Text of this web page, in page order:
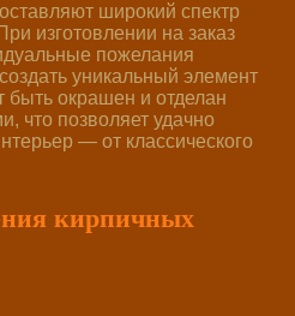
широкий спектр
изготовлении на заказ
пожелания
уникальный элемент
быть окрашен и отделан
что позволяет удачно
— от классического
кирпичных